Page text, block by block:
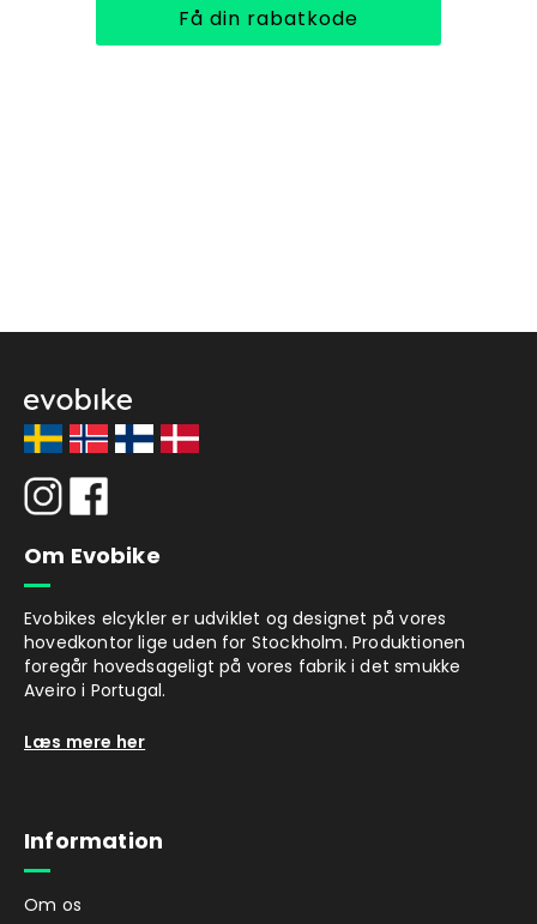
Få din rabatkode
Om Evobike
Evobikes elcykler er udviklet og designet på vores
hovedkontor lige uden for Stockholm. Produktionen
foregår hovedsageligt på vores fabrik i det smukke
Aveiro i Portugal.
Læs mere her
Information
Om os